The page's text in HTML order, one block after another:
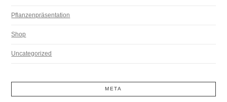
Pflanzenpräsentation
Shop
Uncategorized
META